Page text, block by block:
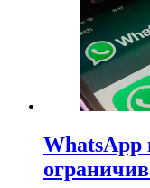
WhatsApp